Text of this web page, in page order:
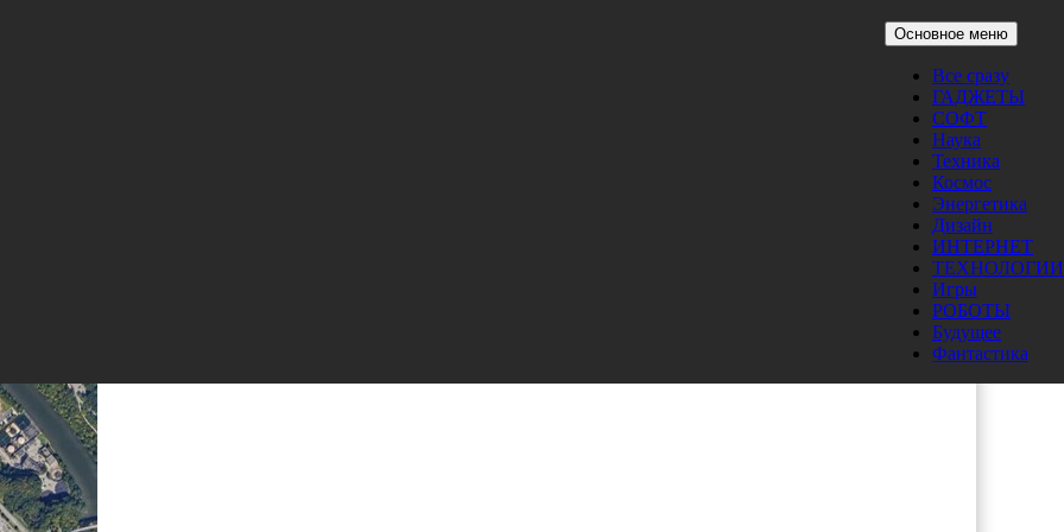
Основное меню
Все сразу
ГАДЖЕТЫ
СОФТ
Наука
Техника
Космос
Энергетика
Дизайн
ИНТЕРНЕТ
ТЕХНОЛОГИИ
Игры
РОБОТЫ
Будущее
Фантастика